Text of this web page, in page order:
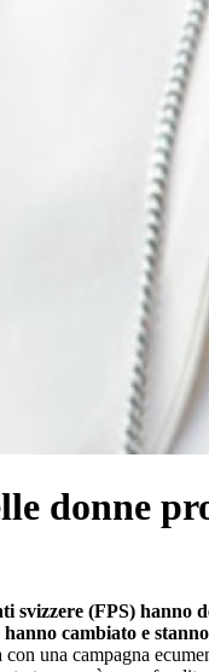
donne
svizzere (FPS) hanno
hanno cambiato e
una campagna